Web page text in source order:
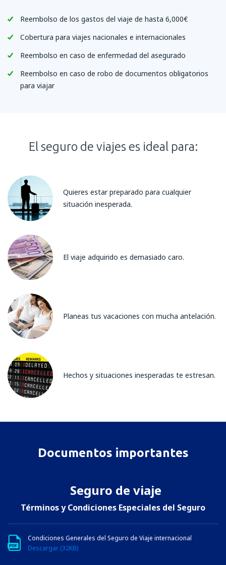
Reembolso de los gastos del viaje de hasta 6,000€
Cobertura para viajes nacionales e internacionales
Reembolso en caso de enfermedad del asegurado
Reembolso en caso de robo de documentos obligatorios
para viajar
El seguro de viajes es ideal para:
Quieres estar preparado para cualquier
situación inesperada.
El viaje adquirido es demasiado caro.
Planeas tus vacaciones con mucha antelación.
Hechos y situaciones inesperadas te estresan.
Documentos importantes
Seguro de viaje
Términos y Condiciones Especiales del Seguro
Condiciones Generales del Seguro de Viaje internacional
Descargar (32KB)